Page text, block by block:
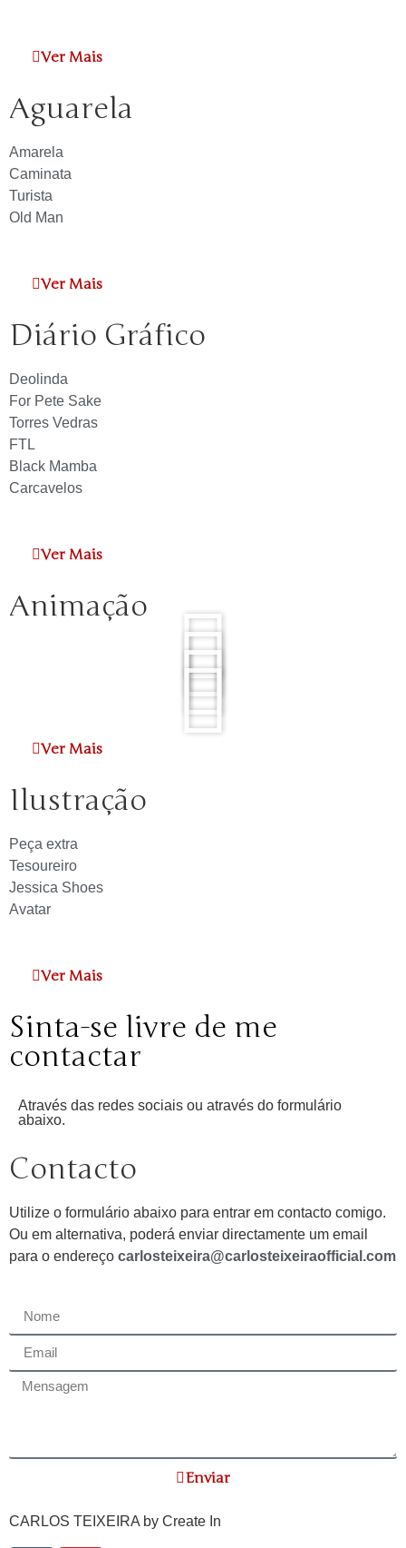
Ver Mais
Aguarela
Amarela
Caminata
Turista
Old Man
Ver Mais
Diário Gráfico
Deolinda
For Pete Sake
Torres Vedras
FTL
Black Mamba
Carcavelos
Ver Mais
Animação
Ver Mais
Ilustração
Peça extra
Tesoureiro
Jessica Shoes
Avatar
Ver Mais
Sinta-se livre de me
contactar
Através das redes sociais ou através do formulário
abaixo.
Contacto
Utilize o formulário abaixo para entrar em contacto comigo.
Ou em alternativa, poderá enviar directamente um email
para o endereço carlosteixeira@carlosteixeiraofficial.com
Enviar
CARLOS TEIXEIRA by Create In